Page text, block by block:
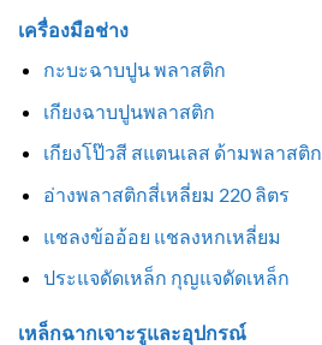
เครื่องมือช่าง
กะบะฉาบปูน พลาสติก
เกียงฉาบปูนพลาสติก
เกียงโป๊วสี สแตนเลส ด้ามพลาสติก
อ่างพลาสติกสี่เหลี่ยม 220 ลิตร
แชลงข้ออ้อย แชลงหกเหลี่ยม
ประแจดัดเหล็ก กุญแจดัดเหล็ก
เหล็กฉากเจาะรูและอุปกรณ์